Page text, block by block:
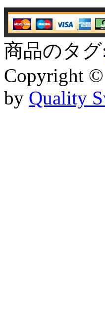
商品のタグ
Copyright
by Quality